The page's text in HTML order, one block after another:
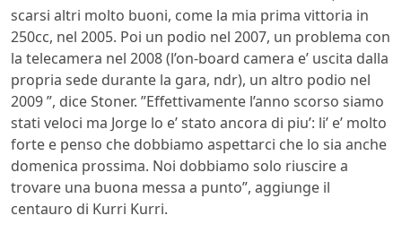
scarsi altri molto buoni, come la mia prima vittoria in
250cc, nel 2005. Poi un podio nel 2007, un problema con
la telecamera nel 2008 (l’on-board camera e’ uscita dalla
propria sede durante la gara, ndr), un altro podio nel
2009 ”, dice Stoner. ”Effettivamente l’anno scorso siamo
stati veloci ma Jorge lo e’ stato ancora di piu’: li’ e’ molto
forte e penso che dobbiamo aspettarci che lo sia anche
domenica prossima. Noi dobbiamo solo riuscire a
trovare una buona messa a punto”, aggiunge il
centauro di Kurri Kurri.